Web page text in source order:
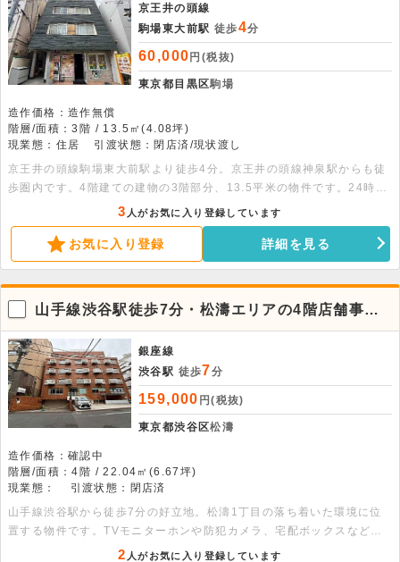
京王井の頭線
駒場東大前駅 徒歩4分
60,000 円(税抜)
東京都目黒区駒場
造作価格：造作無償
階層/面積：3階 / 13.5㎡(4.08坪)
現業態：住居
引渡状態：閉店済/現状渡し
京王井の頭線駒場東大前駅より徒歩4分。京王井の頭線神泉駅からも徒
歩圏内です。4階建ての建物の3階部分、13.5平米の物件です。24時間
利用可能です。トイレ・個別空調・キッチン完備です。
3 人がお気に入り登録しています
お気に入り登録 詳細を見る
山手線渋谷駅徒歩7分・松濤エリアの4階店舗事務
所。
銀座線
渋谷駅 徒歩7分
159,000 円(税抜)
東京都渋谷区松濤
造作価格：確認中
階層/面積：4階 / 22.04㎡(6.67坪)
現業態：
引渡状態：閉店済
山手線渋谷駅から徒歩7分の好立地。松濤1丁目の落ち着いた環境に位
置する物件です。TVモニターホンや防犯カメラ、宅配ボックスなど設
備が整ったきれいな室内が魅力。飲食不可の静かな環境で業務に集中で
2 人がお気に入り登録しています